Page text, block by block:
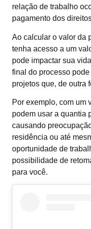
relação de trabalho
pagamento dos
Ao calcular o valor da
tenha acesso a um
pode impactar sua
final do processo
projetos que, de outra
Por exemplo, com um
podem usar a quantia
causando
residência ou até
oportunidade de
possibilidade de
para você.